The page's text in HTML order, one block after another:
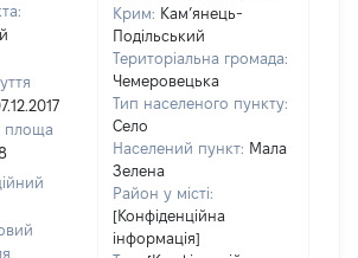
площа
Крим: Кам’янець-
Подільський
Територіальна громада:
Чемеровецька
Тип населеного пункту:
Село
Населений пункт: Мала
Зелена
Район у місті:
[Конфіденційна
інформація]